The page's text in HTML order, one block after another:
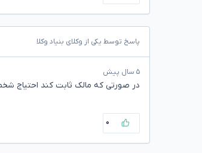
پاسخ توسط یکی از وکلای بنیاد وکلا
۵ سال پیش
در صورتی که مالک ثابت کند احتیاج
۰